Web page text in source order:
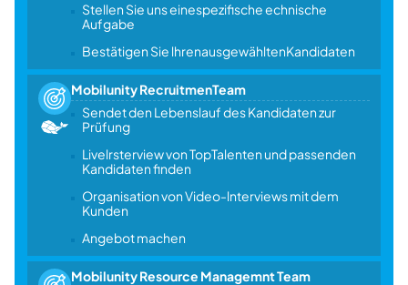
Stellen Sie uns einespezifische echnische
Aufgabe
Bestätigen Sie lhrenausgewähltenKandidaten
Mobilunity RecruitmenTeam
Sendet den Lebenslauf des Kandidaten zur
Prüfung
Livelrsterview von TopTalenten und passenden
Kandidaten finden
Organisation von Video-lnterviews mit dem
Kunden
Angebot machen
Mobilunity Resource Managemnt Team